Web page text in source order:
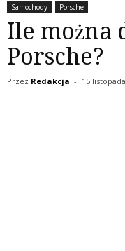
Samochody Porsche
Ile można
Porsche?
Przez Redakcja - 15